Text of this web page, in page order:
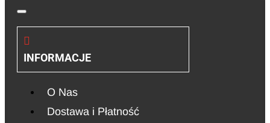
INFORMACJE
O Nas
Dostawa i Płatność